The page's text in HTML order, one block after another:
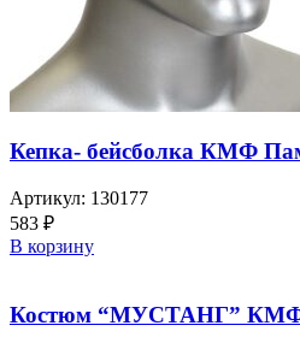
Кепка- бейсболка КМФ
Артикул: 130177
583 ₽
В корзину
Костюм “МУСТАНГ” КМФ